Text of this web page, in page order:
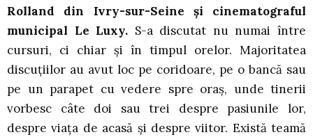
Rolland din Ivry-sur-Seine și cinematograful
municipal Le Luxy. S-a discutat nu numai între
cursuri, ci chiar și în timpul orelor. Majoritatea
discuțiilor au avut loc pe coridoare, pe o bancă sau
pe un parapet cu vedere spre oraș, unde tinerii
vorbesc câte doi sau trei despre pasiunile lor,
despre viața de acasă și despre viitor. Există teamă